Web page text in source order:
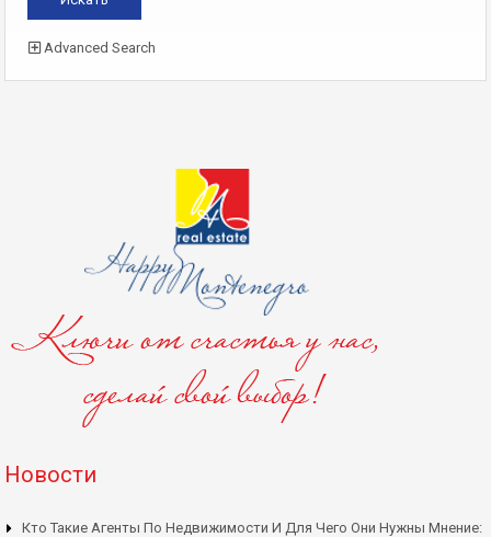
Advanced Search
Новости
Кто Такие Агенты По Недвижимости И Для Чего Они Нужны Мнение: